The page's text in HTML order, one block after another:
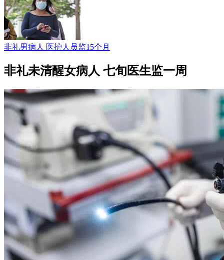
非礼男病人 医护人员监15个月
非礼未清醒女病人 七旬医生监一周